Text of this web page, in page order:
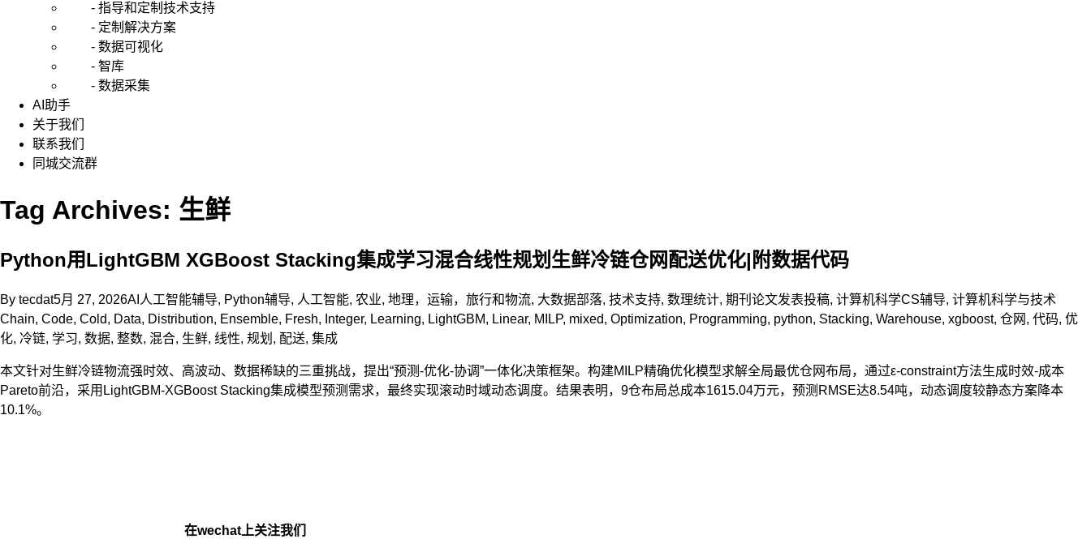
- 指导和定制技术支持
- 定制解决方案
- 数据可视化
- 智库
- 数据采集
AI助手
关于我们
联系我们
同城交流群
Tag Archives: 生鲜
Python用LightGBM XGBoost Stacking集成学习混合线性规划生鲜冷链仓网配送优化|附数据代码
By tecdat5月 27, 2026AI人工智能辅导, Python辅导, 人工智能, 农业, 地理，运输，旅行和物流, 大数据部落, 技术支持, 数理统计, 期刊论文发表投稿, 计算机科学CS辅导, 计算机科学与技术
Chain, Code, Cold, Data, Distribution, Ensemble, Fresh, Integer, Learning, LightGBM, Linear, MILP, mixed, Optimization, Programming, python, Stacking, Warehouse, xgboost, 仓网 , 代码, 优
化, 冷链, 学习, 数据, 整数, 混合, 生鲜, 线性, 规划 , 配送, 集成
本文针对生鲜冷链物流强时效、高波动、数据稀缺的三重挑战，提出“预测-优化-协调”一体化决策框架。构建MILP精确优化模型求解全局最优仓网布局，通过ε-constraint方法生成时效-成本
Pareto前沿，采用LightGBM-XGBoost Stacking集成模型预测需求，最终实现滚动时域动态调度。结果表明，9仓布局总成本1615.04万元，预测RMSE达8.54吨，动态调度较静态方案降本
10.1%。
在wechat上关注我们